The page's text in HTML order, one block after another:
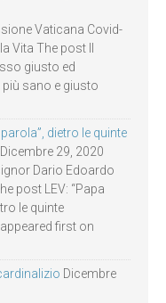
Vaticana Covid-
Vita The post Il
giusto ed
sano e giusto
dietro le quinte
Dicembre 29, 2020
Dario Edoardo
post LEV: “Papa
le quinte
first on
Dicembre